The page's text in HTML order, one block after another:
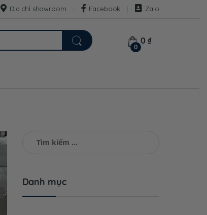
Địa chỉ showroom Facebook Zalo
0
0 ₫
kiếm
Danh mục